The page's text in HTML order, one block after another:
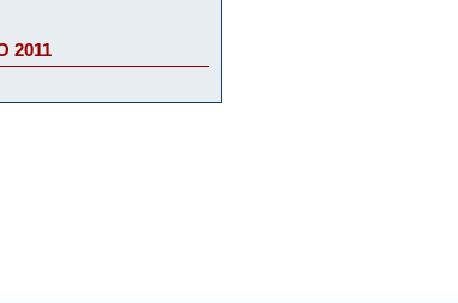
2011